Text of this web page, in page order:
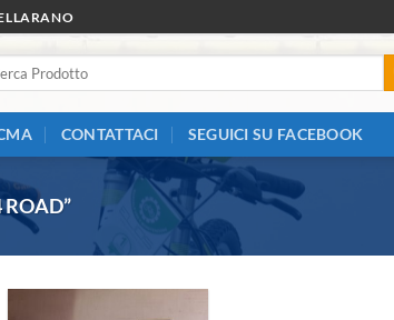
CONTATTACI SEGUICI SU FACEBOOK
ROAD”